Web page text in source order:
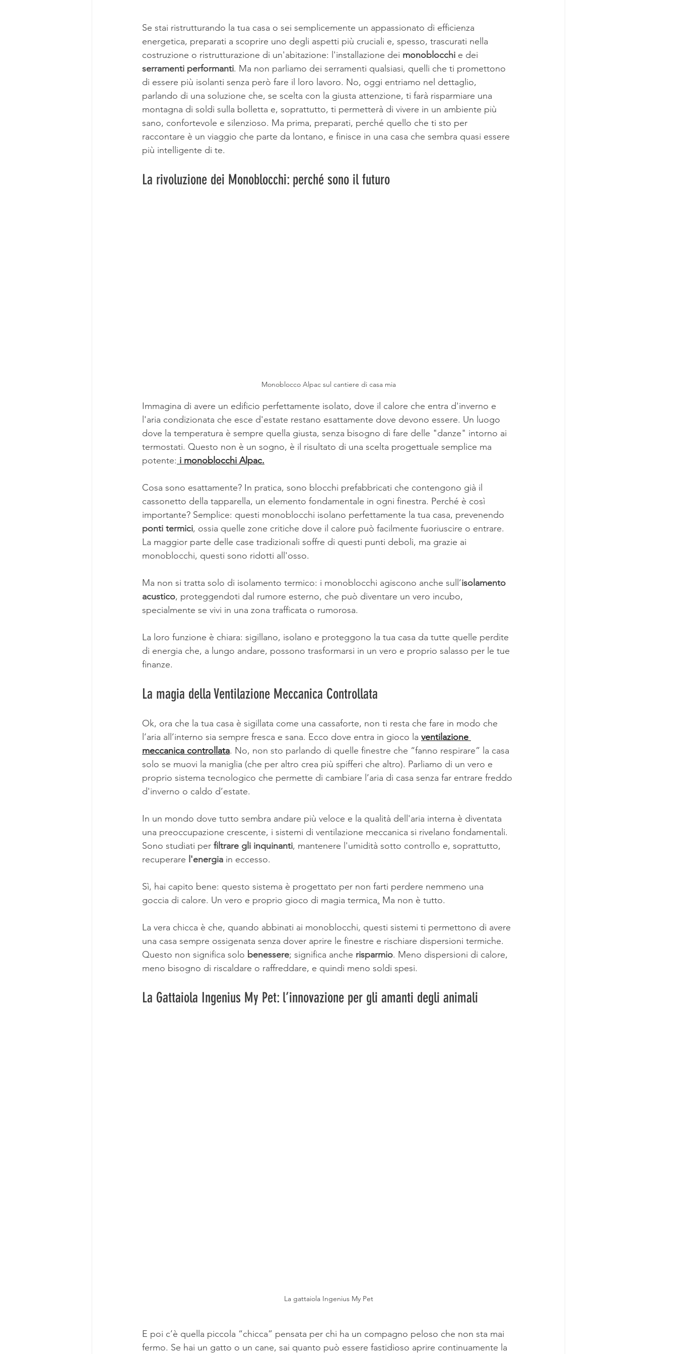
Se stai ristrutturando la tua casa o sei semplicemente un appassionato di efficienza
energetica, preparati a scoprire uno degli aspetti più cruciali e, spesso, trascurati nella
costruzione o ristrutturazione di un'abitazione: l'installazione dei monoblocchi e dei
serramenti performanti. Ma non parliamo dei serramenti qualsiasi, quelli che ti promettono
di essere più isolanti senza però fare il loro lavoro. No, oggi entriamo nel dettaglio,
parlando di una soluzione che, se scelta con la giusta attenzione, ti farà risparmiare una
montagna di soldi sulla bolletta e, soprattutto, ti permetterà di vivere in un ambiente più
sano, confortevole e silenzioso. Ma prima, preparati, perché quello che ti sto per
raccontare è un viaggio che parte da lontano, e finisce in una casa che sembra quasi essere
più intelligente di te.
La rivoluzione dei Monoblocchi: perché sono il futuro
Monoblocco Alpac sul cantiere di casa mia
Immagina di avere un edificio perfettamente isolato, dove il calore che entra d'inverno e
l'aria condizionata che esce d'estate restano esattamente dove devono essere. Un luogo
dove la temperatura è sempre quella giusta, senza bisogno di fare delle "danze" intorno ai
termostati. Questo non è un sogno, è il risultato di una scelta progettuale semplice ma
potente: i monoblocchi Alpac.
Cosa sono esattamente? In pratica, sono blocchi prefabbricati che contengono già il
cassonetto della tapparella, un elemento fondamentale in ogni finestra. Perché è così
importante? Semplice: questi monoblocchi isolano perfettamente la tua casa, prevenendo
ponti termici, ossia quelle zone critiche dove il calore può facilmente fuoriuscire o entrare.
La maggior parte delle case tradizionali soffre di questi punti deboli, ma grazie ai
monoblocchi, questi sono ridotti all'osso.
Ma non si tratta solo di isolamento termico: i monoblocchi agiscono anche sull’isolamento
acustico, proteggendoti dal rumore esterno, che può diventare un vero incubo,
specialmente se vivi in una zona trafficata o rumorosa.
La loro funzione è chiara: sigillano, isolano e proteggono la tua casa da tutte quelle perdite
di energia che, a lungo andare, possono trasformarsi in un vero e proprio salasso per le tue
finanze.
La magia della Ventilazione Meccanica Controllata
Ok, ora che la tua casa è sigillata come una cassaforte, non ti resta che fare in modo che
l’aria all’interno sia sempre fresca e sana. Ecco dove entra in gioco la ventilazione
meccanica controllata. No, non sto parlando di quelle finestre che “fanno respirare” la casa
solo se muovi la maniglia (che per altro crea più spifferi che altro). Parliamo di un vero e
proprio sistema tecnologico che permette di cambiare l’aria di casa senza far entrare freddo
d'inverno o caldo d’estate.
In un mondo dove tutto sembra andare più veloce e la qualità dell'aria interna è diventata
una preoccupazione crescente, i sistemi di ventilazione meccanica si rivelano fondamentali.
Sono studiati per filtrare gli inquinanti, mantenere l'umidità sotto controllo e, soprattutto,
recuperare l'energia in eccesso.
Sì, hai capito bene: questo sistema è progettato per non farti perdere nemmeno una
goccia di calore. Un vero e proprio gioco di magia termica. Ma non è tutto.
La vera chicca è che, quando abbinati ai monoblocchi, questi sistemi ti permettono di avere
una casa sempre ossigenata senza dover aprire le finestre e rischiare dispersioni termiche.
Questo non significa solo benessere; significa anche risparmio. Meno dispersioni di calore,
meno bisogno di riscaldare o raffreddare, e quindi meno soldi spesi.
La Gattaiola Ingenius My Pet: l’innovazione per gli amanti degli animali
La gattaiola Ingenius My Pet
E poi c’è quella piccola “chicca” pensata per chi ha un compagno peloso che non sta mai
fermo. Se hai un gatto o un cane, sai quanto può essere fastidioso aprire continuamente la